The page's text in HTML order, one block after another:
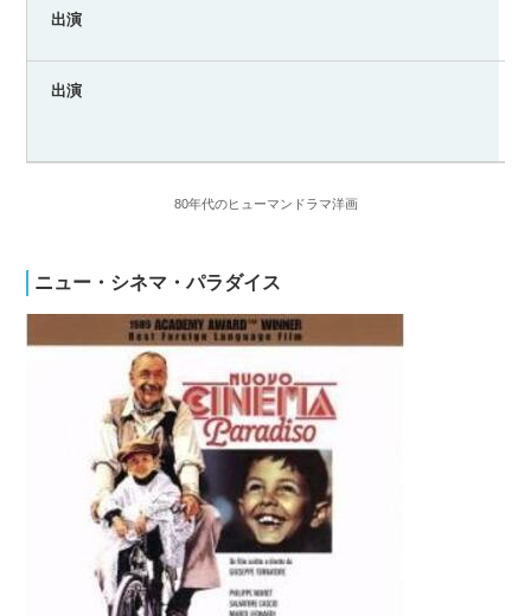
出演
出演
80年代のヒューマンドラマ洋画
ニュー・シネマ・パラダイス